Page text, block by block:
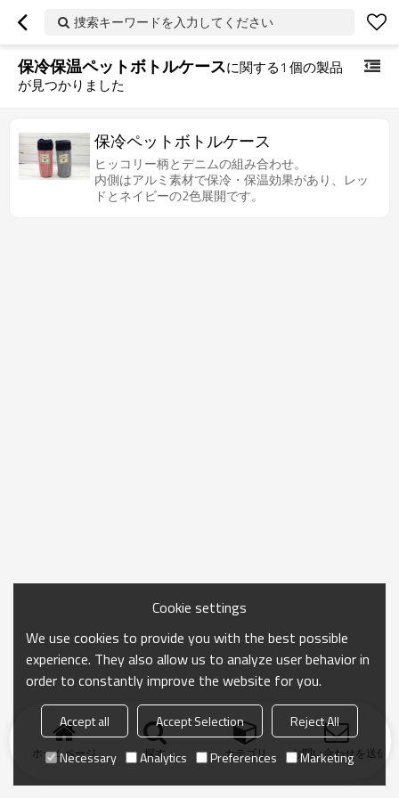
捜索キーワードを入力してください
保冷保温ペットボトルケースに関する1 個の製品
が見つかりました
保冷ペットボトルケース
ヒッコリー柄とデニムの組み合わせ。
内側はアルミ素材で保冷・保温効果があり、レッ
ドとネイビーの2色展開です。
ホームページ 探す カテゴリ お問い合わせを送信
Cookie settings
We use cookies to provide you with the best possible
experience. They also allow us to analyze user behavior in
order to constantly improve the website for you.
Accept all Accept Selection
Reject All
Necessary
Analytics Preferences Marketing